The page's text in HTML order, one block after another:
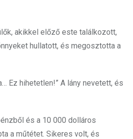
akikkel előző este találkozott,
hullatott, és megosztotta a
Ez hihetetlen!” A lány nevetett, és
és a 10 000 dolláros
a műtétet. Sikeres volt, és